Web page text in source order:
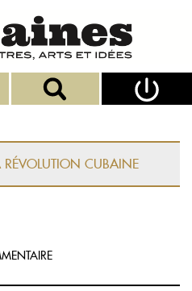
CUBAINE